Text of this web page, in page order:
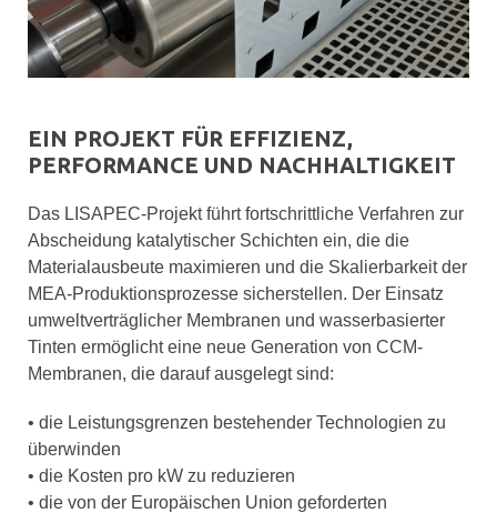
EIN PROJEKT FÜR EFFIZIENZ,
PERFORMANCE UND NACHHALTIGKEIT
Das LISAPEC-Projekt führt fortschrittliche Verfahren zur
Abscheidung katalytischer Schichten ein, die die
Materialausbeute maximieren und die Skalierbarkeit der
MEA-Produktionsprozesse sicherstellen. Der Einsatz
umweltverträglicher Membranen und wasserbasierter
Tinten ermöglicht eine neue Generation von CCM-
Membranen, die darauf ausgelegt sind:
• die Leistungsgrenzen bestehender Technologien zu
überwinden
• die Kosten pro kW zu reduzieren
• die von der Europäischen Union geforderten